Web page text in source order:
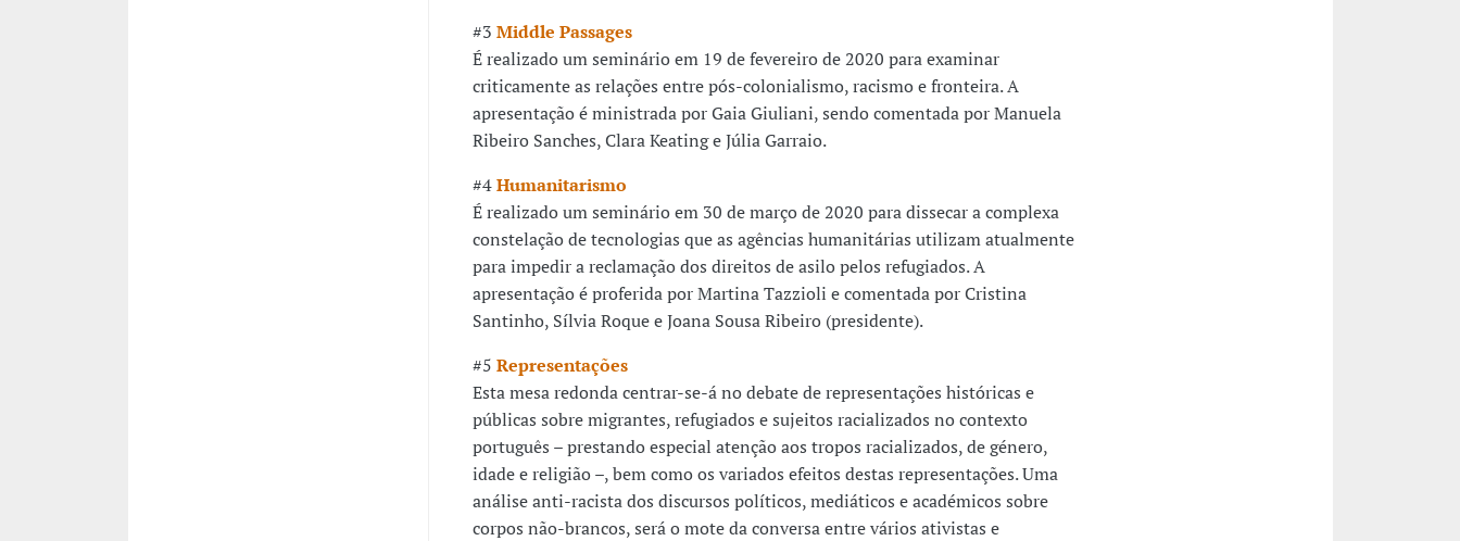
#3 Middle Passages
É realizado um seminário em 19 de fevereiro de 2020 para examinar
criticamente as relações entre pós-colonialismo, racismo e fronteira. A
apresentação é ministrada por Gaia Giuliani, sendo comentada por Manuela
Ribeiro Sanches, Clara Keating e Júlia Garraio.
#4Humanitarismo
É realizado um seminário em 30 de março de 2020 para dissecar a complexa
constelação de tecnologias que as agências humanitárias utilizam atualmente
para impedir a reclamação dos direitos de asilo pelos refugiados. A
apresentação é proferida por Martina Tazzioli e comentada por Cristina
Santinho, Sílvia Roque e Joana Sousa Ribeiro (presidente).
#5 Representações
Esta mesa redonda centrar-se-á no debate de representações históricas e
públicas sobre migrantes, refugiados e sujeitos racializados no contexto
português – prestando especial atenção aos tropos racializados, de género,
idade e religião –, bem como os variados efeitos destas representações. Uma
análise anti-racista dos discursos políticos, mediáticos e académicos sobre
corpos não-brancos, será o mote da conversa entre vários ativistas e